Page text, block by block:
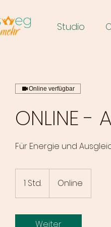
Studio
Online verfügbar
ONLINE
Für Energie und
1 Std.
S
d
Online
Weiter